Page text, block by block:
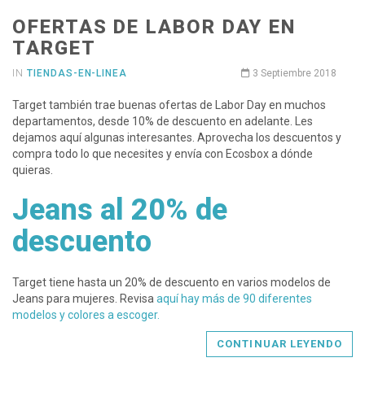
OFERTAS DE LABOR DAY EN
TARGET
IN TIENDAS-EN-LINEA 3 Septiembre 2018
Target también trae buenas ofertas de Labor Day en muchos
departamentos, desde 10% de descuento en adelante. Les
dejamos aquí algunas interesantes. Aprovecha los descuentos y
compra todo lo que necesites y envía con Ecosbox a dónde
quieras.
Jeans al 20% de
descuento
Target tiene hasta un 20% de descuento en varios modelos de
Jeans para mujeres. Revisa aquí hay más de 90 diferentes
modelos y colores a escoger.
CONTINUAR LEYENDO